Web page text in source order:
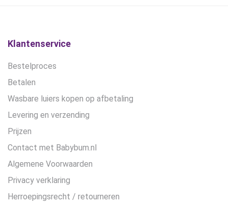
Klantenservice
Bestelproces
Betalen
Wasbare luiers kopen op afbetaling
Levering en verzending
Prijzen
Contact met Babybum.nl
Algemene Voorwaarden
Privacy verklaring
Herroepingsrecht / retourneren